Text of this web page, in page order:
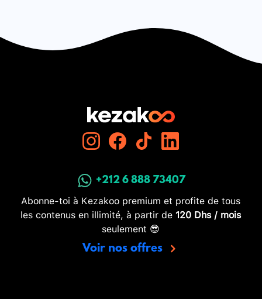
+212 6 888 73407
Abonne-toi à Kezakoo premium et profite de tous
les contenus en illimité, à partir de 120 Dhs / mois
seulement 😎
Voir nos offres